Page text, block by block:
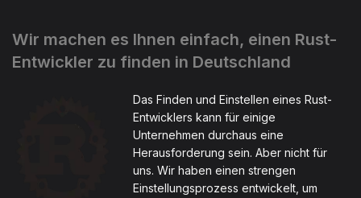
Wir machen es Ihnen einfach, einen Rust-
Entwickler zu finden in Deutschland
Das Finden und Einstellen eines Rust-
Entwicklers kann für einige
Unternehmen durchaus eine
Herausforderung sein. Aber nicht für
uns. Wir haben einen strengen
Einstellungsprozess entwickelt, um